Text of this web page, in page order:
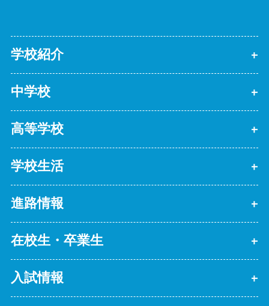
学校紹介
中学校
高等学校
学校生活
進路情報
在校生・卒業生
入試情報